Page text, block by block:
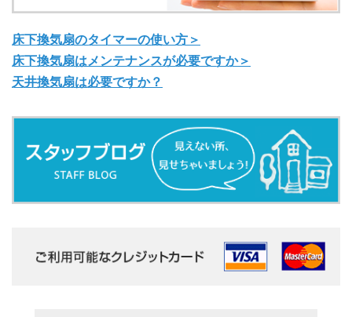
床下換気扇のタイマーの使い方＞
床下換気扇はメンテナンスが必要ですか＞
天井換気扇は必要ですか？